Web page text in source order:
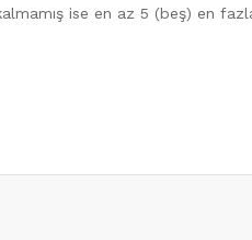
ise en az 5 (beş) en